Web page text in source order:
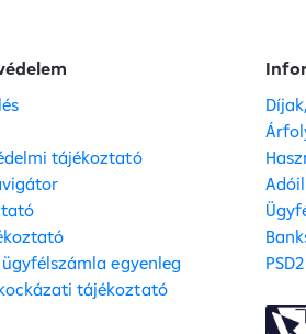
tájékoztató
egyenleg
tájékoztató